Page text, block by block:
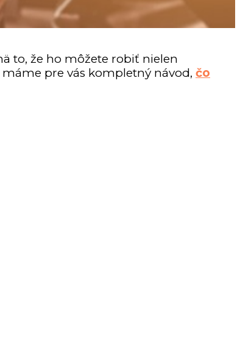
to, že ho môžete robiť nielen
pre vás kompletný návod, čo